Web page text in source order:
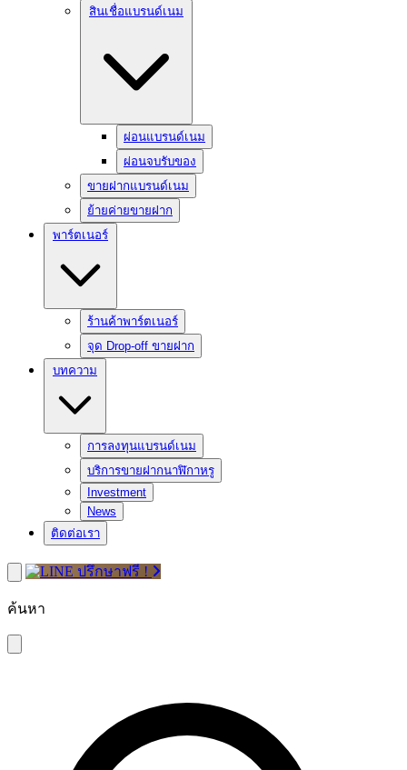
สินเชื่อแบรนด์เนม
ผ่อนแบรนด์เนม
ผ่อนจบรับของ
ขายฝากแบรนด์เนม
ย้ายค่ายขายฝาก
พาร์ตเนอร์
ร้านค้าพาร์ตเนอร์
จุด Drop-off ขายฝาก
บทความ
การลงทุนแบรนด์เนม
บริการขายฝากนาฬิกาหรู
Investment
News
ติดต่อเรา
ปรึกษาฟรี !
ค้นหา